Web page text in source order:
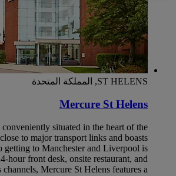
ST HELENS, المملكة المتحدة
Mercure St Helens
situated in the heart of the
to major transport links and boasts
getting to Manchester and Liverpool is
hour front desk, onsite restaurant, and
Mercure St Helens features a